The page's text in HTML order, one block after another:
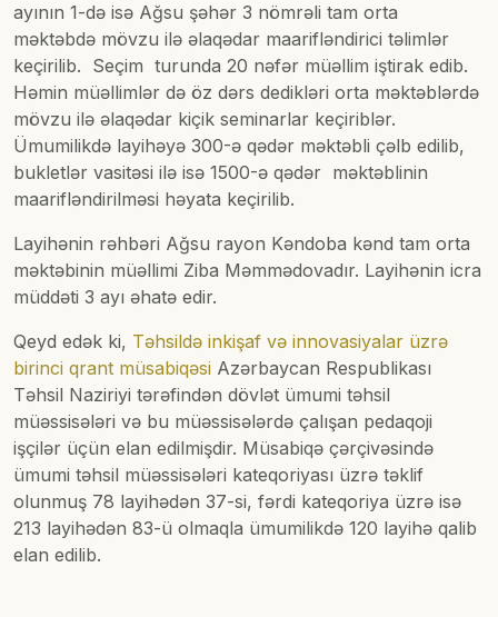
ayının 1-də isə Ağsu şəhər 3 nömrəli tam orta
məktəbdə mövzu ilə əlaqədar maarifləndirici təlimlər
keçirilib. Seçim turunda 20 nəfər müəllim iştirak edib.
Həmin müəllimlər də öz dərs dedikləri orta məktəblərdə
mövzu ilə əlaqədar kiçik seminarlar keçiriblər.
Ümumilikdə layihəyə 300-ə qədər məktəbli çəlb edilib,
bukletlər vasitəsi ilə isə 1500-ə qədər məktəblinin
maarifləndirilməsi həyata keçirilib.
Layihənin rəhbəri Ağsu rayon Kəndoba kənd tam orta
məktəbinin müəllimi Ziba Məmmədovadır. Layihənin icra
müddəti 3 ayı əhatə edir.
Qeyd edək ki, Təhsildə inkişaf və innovasiyalar üzrə
birinci qrant müsabiqəsi Azərbaycan Respublikası
Təhsil Naziriyi tərəfindən dövlət ümumi təhsil
müəssisələri və bu müəssisələrdə çalışan pedaqoji
işçilər üçün elan edilmişdir. Müsabiqə çərçivəsində
ümumi təhsil müəssisələri kateqoriyası üzrə təklif
olunmuş 78 layihədən 37-si, fərdi kateqoriya üzrə isə
213 layihədən 83-ü olmaqla ümumilikdə 120 layihə qalib
elan edilib.